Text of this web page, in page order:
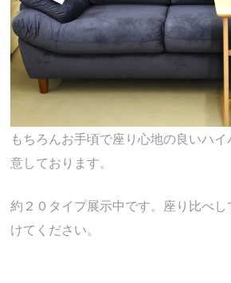
もちろんお手頃で座り心地の良いハ
意しております。
約２０タイプ展示中です。座り比べ
けてください。